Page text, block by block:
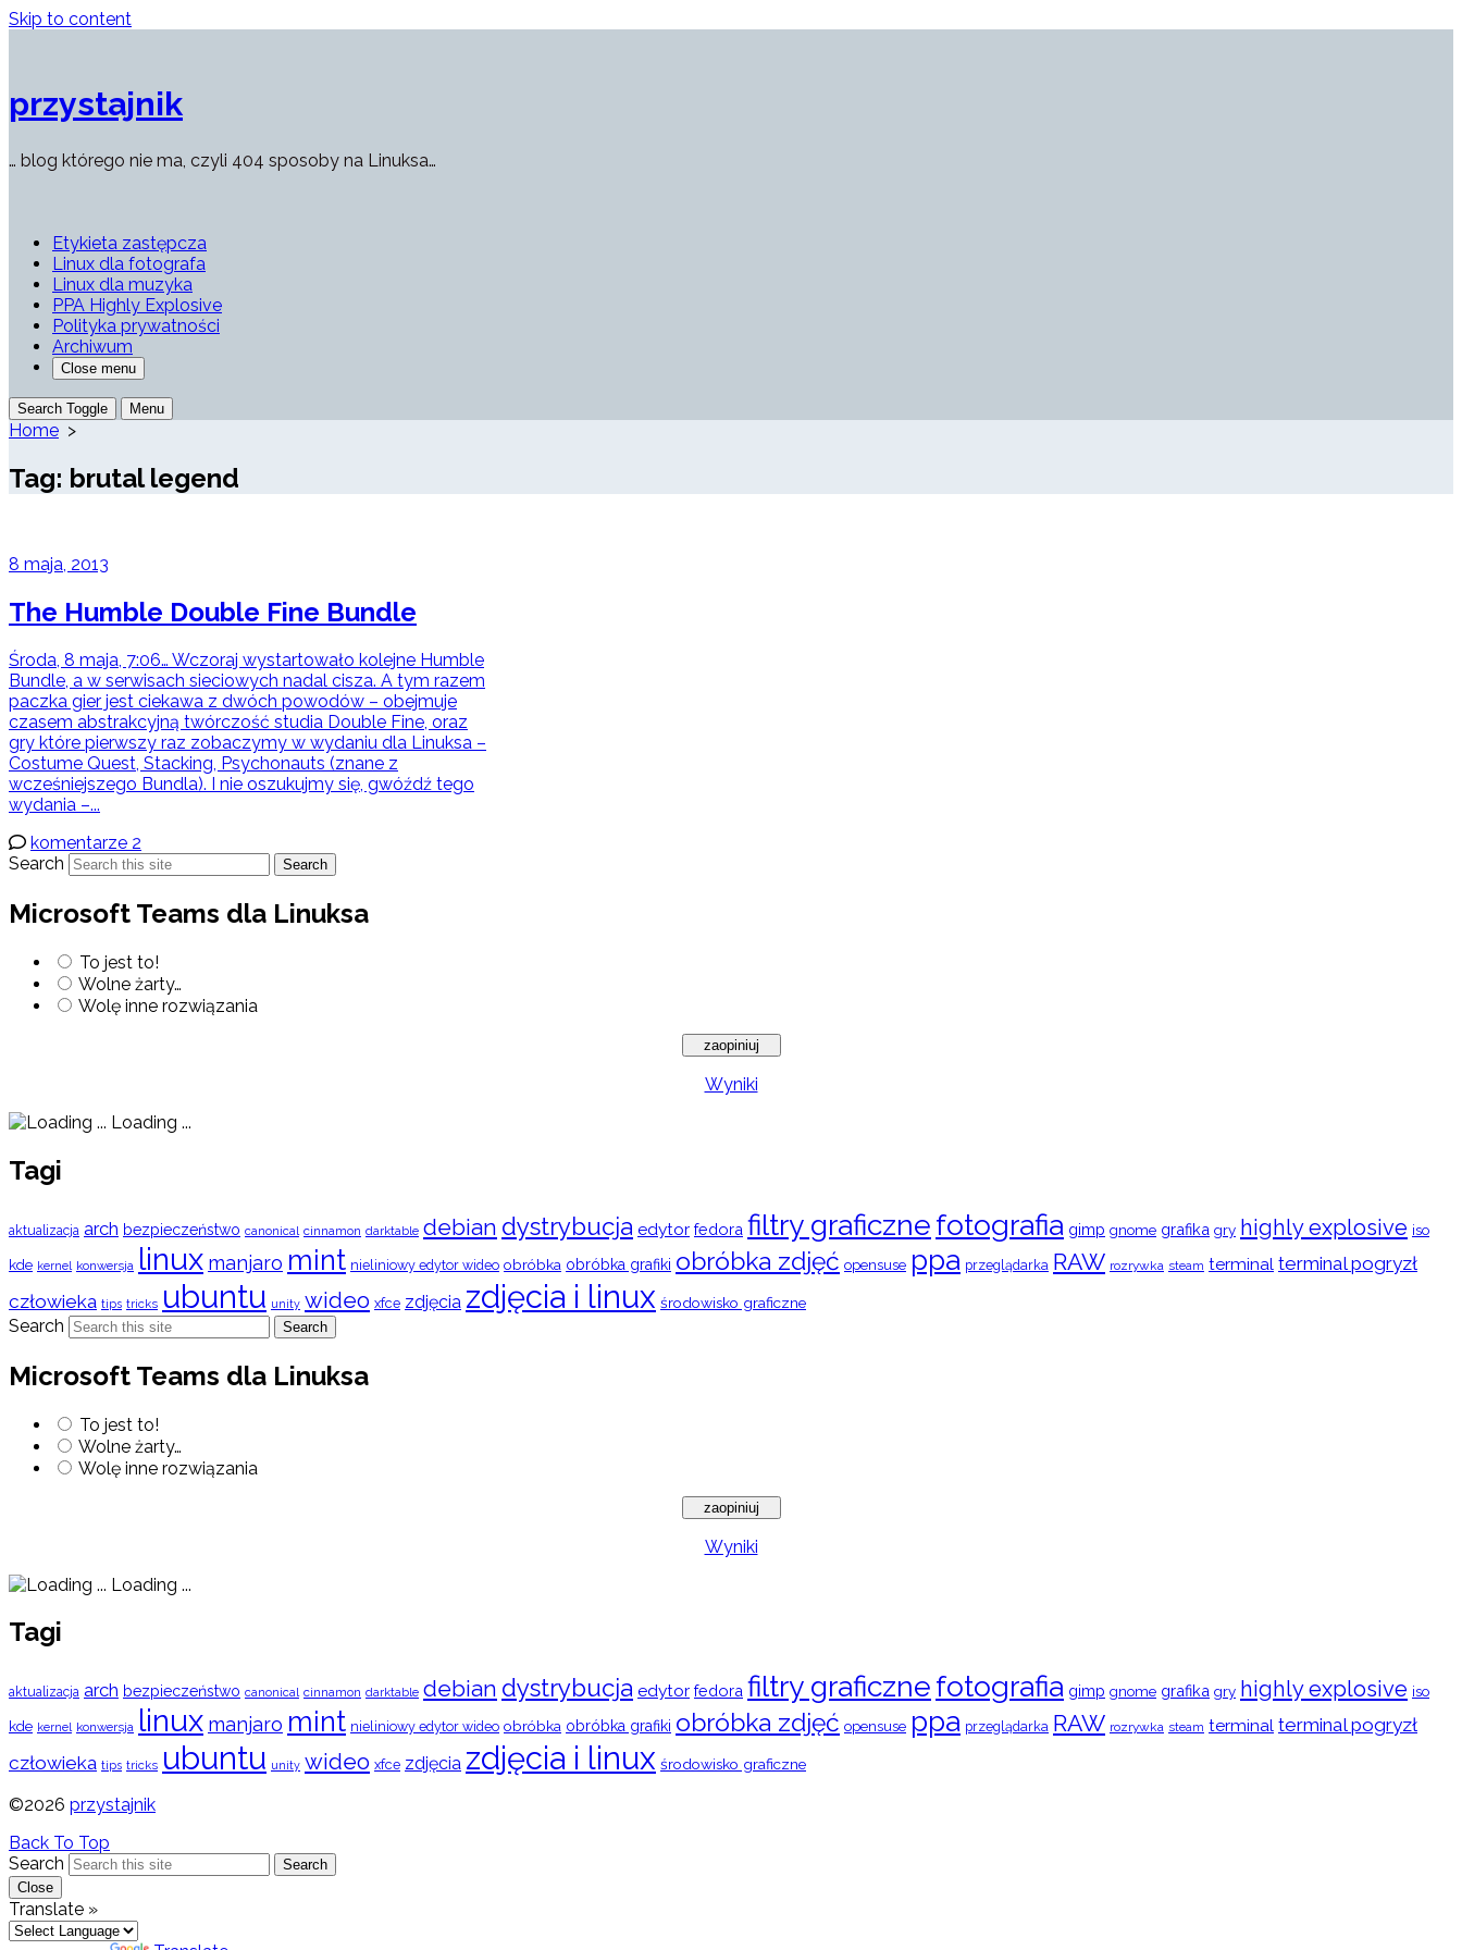
Skip to content
przystajnik
… blog którego nie ma, czyli 404 sposoby na Linuksa…
Etykieta zastępcza
Linux dla fotografa
Linux dla muzyka
PPA Highly Explosive
Polityka prywatności
Archiwum
Close menu
Search Toggle Menu
Home >
Tag: brutal legend
8 maja, 2013
The Humble Double Fine Bundle
Środa, 8 maja, 7:06… Wczoraj wystartowało kolejne Humble
Bundle, a w serwisach sieciowych nadal cisza. A tym razem
paczka gier jest ciekawa z dwóch powodów – obejmuje
czasem abstrakcyjną twórczość studia Double Fine, oraz
gry które pierwszy raz zobaczymy w wydaniu dla Linuksa –
Costume Quest, Stacking, Psychonauts (znane z
wcześniejszego Bundla). I nie oszukujmy się, gwóźdź tego
wydania –...
komentarze 2
Search
Search
Microsoft Teams dla Linuksa
To jest to!
Wolne żarty…
Wolę inne rozwiązania
Wyniki
Loading ...
Tagi
aktualizacja arch bezpieczeństwo canonical cinnamon darktable debian dystrybucja edytor fedora filtry graficznefotografia gimp gnome grafika gry highly explosive iso
kde kernel konwersja linux manjaro mint nieliniowy edytor wideo obróbka obróbka grafiki obróbka zdjęć opensuse ppa przeglądarka RAW rozrywka steam terminal terminal pogryzł
człowieka tips tricks ubuntu unity wideo xfce zdjęcia zdjęcia i linux środowisko graficzne
Search Search
Microsoft Teams dla Linuksa
To jest to!
Wolne żarty…
Wolę inne rozwiązania
Wyniki
Loading ...
Tagi
aktualizacja arch bezpieczeństwo canonical cinnamon darktable debian dystrybucja edytor fedora filtry graficznefotografia gimp gnome grafika gry highly explosive iso
kde kernel konwersja linux manjaro mint nieliniowy edytor wideo obróbka obróbka grafiki obróbka zdjęć opensuse ppa przeglądarka RAW rozrywka steam terminal terminal pogryzł
człowieka tips tricks ubuntu unity wideo xfce zdjęcia zdjęcia i linux środowisko graficzne
©2026 przystajnik
Back To Top
Search
Search
Close
Translate »